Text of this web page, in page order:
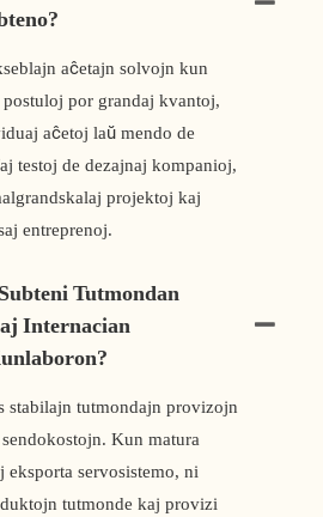
aĉetajn solvojn kun
por grandaj kvantoj,
aĉetoj laŭ mendo de
testoj de dezajnaj kompanioj,
projektoj kaj
entreprenoj.
Tutmondan
Internacian
stabilajn tutmondajn provizojn
Kun matura
servosistemo, ni
tutmonde kaj provizi